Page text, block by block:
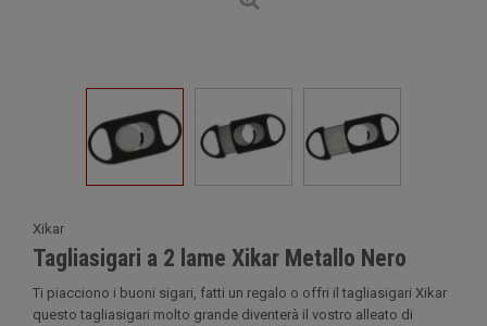
Xikar
Tagliasigari a 2 lame Xikar Metallo Nero
Ti piacciono i buoni sigari, fatti un regalo o offri il tagliasigari Xikar
questo tagliasigari molto grande diventerà il vostro alleato di